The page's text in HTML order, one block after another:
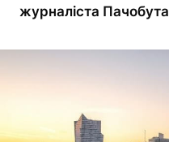
журналіста Пачобута